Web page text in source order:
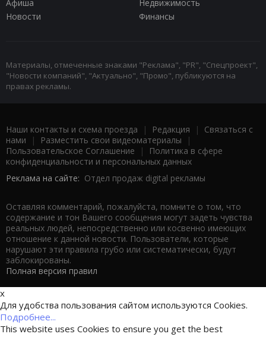
Афиша
Недвижимость
Новости
Финансы
Материалы, отмеченные знаками "Реклама", "PR", "Спецпроект",
"Новости компаний", "Актуально", "Промо", публикуются на
правах рекламы.
Наши контакты и схема проезда | Редакция | Связаться с
нами | Разместить свои видеоматериалы |
Пользовательское Соглашение |
Политика в сфере
конфиденциальности и персональных данных
Реклама на сайте: Отдел продаж digital рекламы
Оставляя комментарий, пожалуйста, помните о том, что
содержание и тон Вашего сообщения могут задеть чувства
реальных людей, непосредственно или косвенно имеющих
отношение к данной новости. Пользователи, которые
нарушают эти правила грубо или систематически, будут
заблокированы.
Полная версия правил
x
Для удобства пользования сайтом используются Cookies.
Подробнее...
This website uses Cookies to ensure you get the best